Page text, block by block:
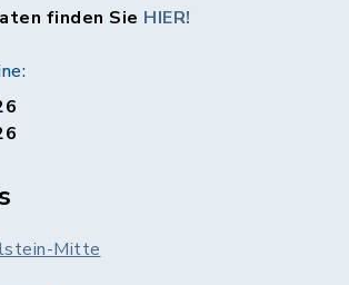
finden Sie HIER!
Mitte